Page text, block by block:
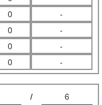
0
-
0
-
0
-
0 -
/ 6